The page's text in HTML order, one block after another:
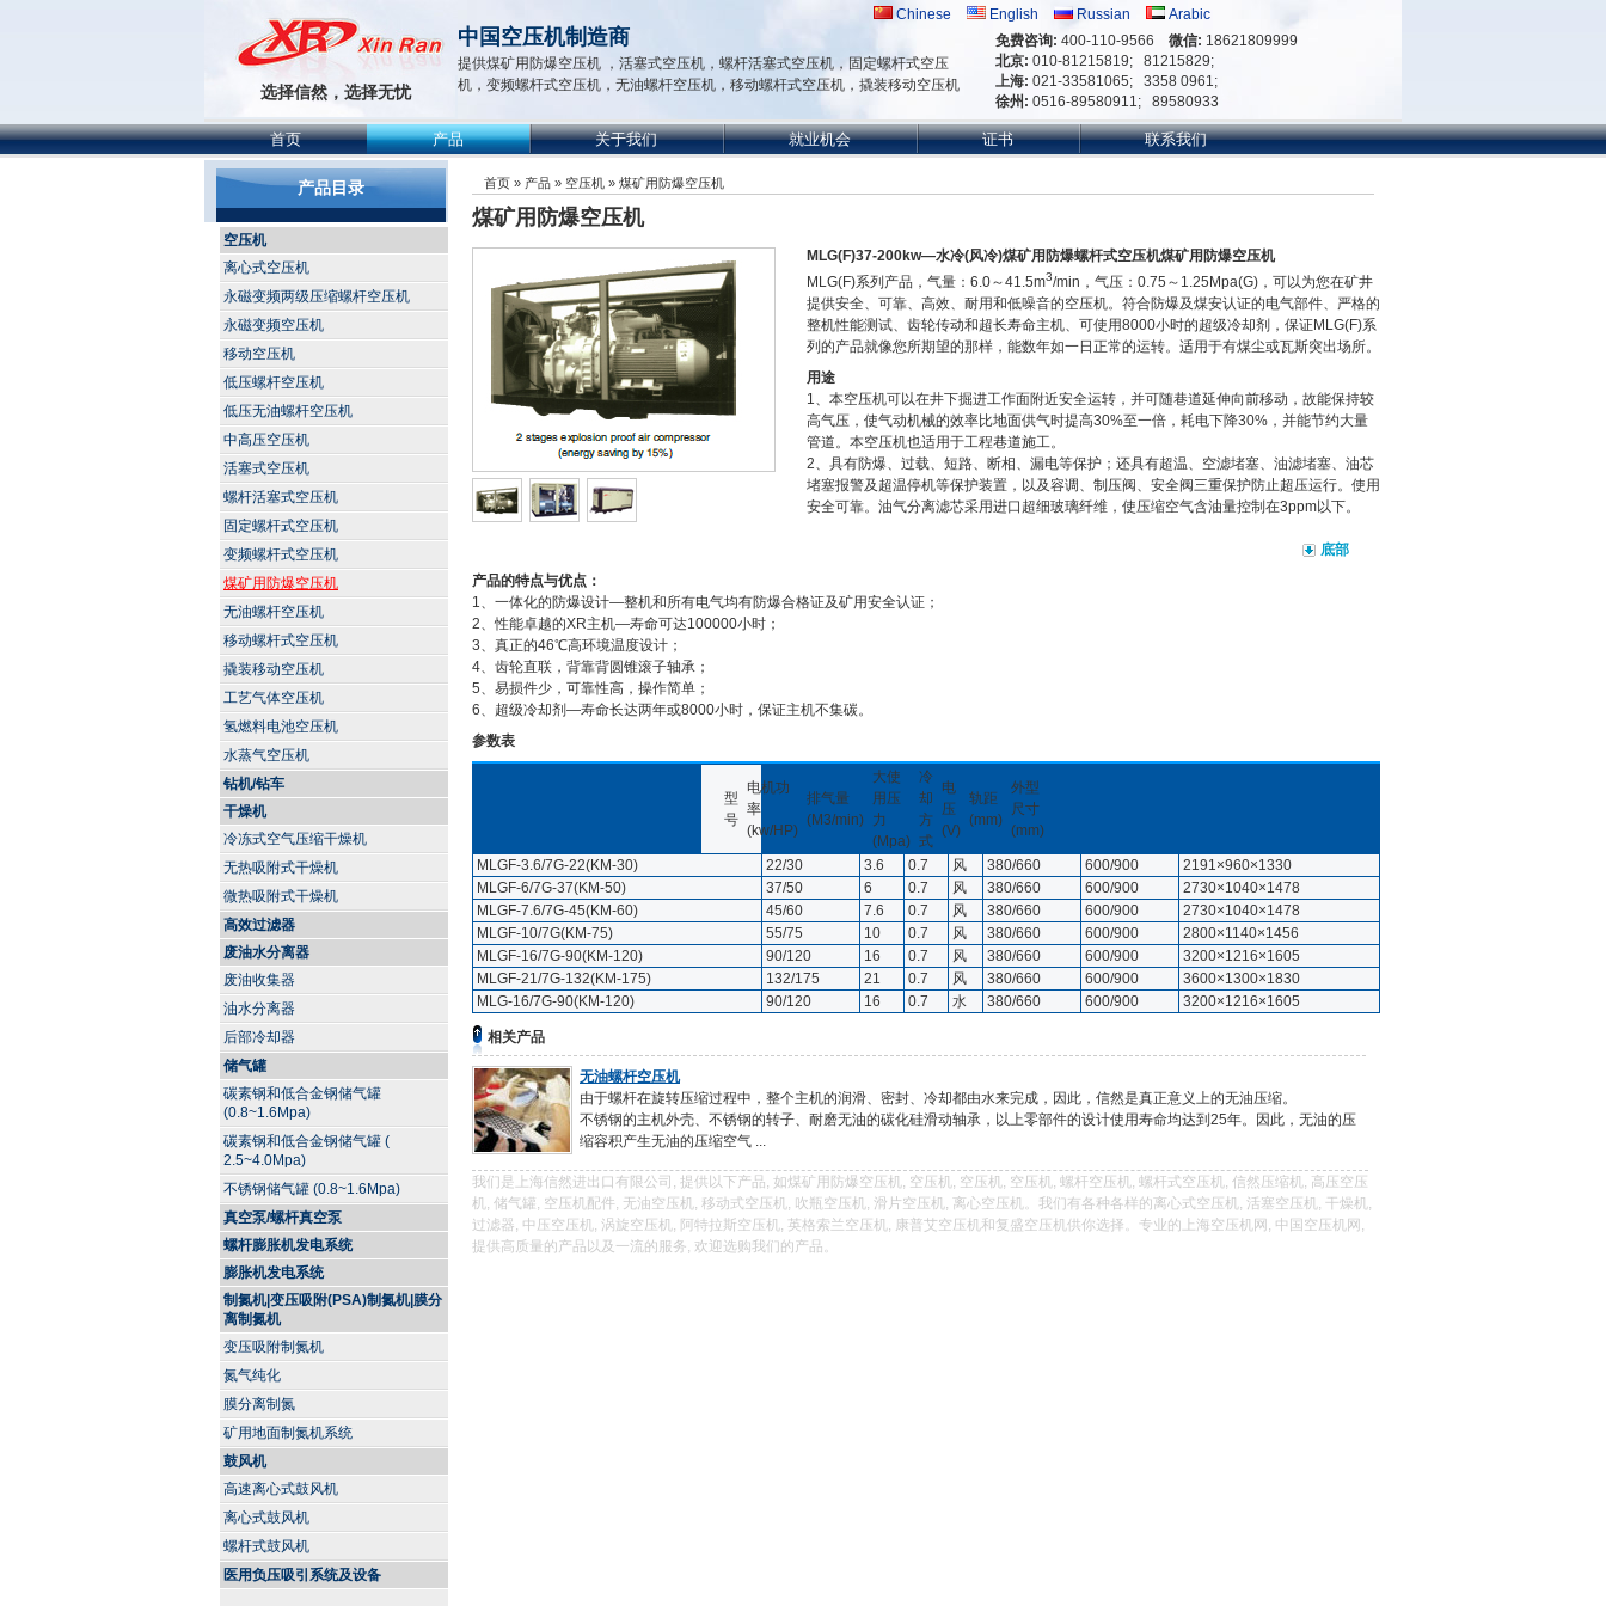
选择信然，选择无忧
Chinese English Russian Arabic
中国空压机制造商
提供煤矿用防爆空压机 ，活塞式空压机，螺杆活塞式空压机，固定螺杆式空压
机，变频螺杆式空压机，无油螺杆空压机，移动螺杆式空压机，撬装移动空压机
免费咨询: 400-110-9566 微信: 18621809999
北京: 010-81215819; 81215829;
上海: 021-33581065; 3358 0961;
徐州: 0516-89580911; 89580933
首页 产品 关于我们 就业机会 证书 联系我们
产品目录
空压机
离心式空压机
永磁变频两级压缩螺杆空压机
永磁变频空压机
移动空压机
低压螺杆空压机
低压无油螺杆空压机
中高压空压机
活塞式空压机
螺杆活塞式空压机
固定螺杆式空压机
变频螺杆式空压机
煤矿用防爆空压机
无油螺杆空压机
移动螺杆式空压机
撬装移动空压机
工艺气体空压机
氢燃料电池空压机
水蒸气空压机
钻机/钻车
干燥机
冷冻式空气压缩干燥机
无热吸附式干燥机
微热吸附式干燥机
高效过滤器
废油水分离器
废油收集器
油水分离器
后部冷却器
储气罐
碳素钢和低合金钢储气罐
(0.8~1.6Mpa)
碳素钢和低合金钢储气罐 (
2.5~4.0Mpa)
不锈钢储气罐 (0.8~1.6Mpa)
真空泵/螺杆真空泵
螺杆膨胀机发电系统
膨胀机发电系统
制氮机|变压吸附(PSA)制氮机|膜分
离制氮机
变压吸附制氮机
氮气纯化
膜分离制氮
矿用地面制氮机系统
鼓风机
高速离心式鼓风机
离心式鼓风机
螺杆式鼓风机
医用负压吸引系统及设备
首页 » 产品 » 空压机 » 煤矿用防爆空压机
煤矿用防爆空压机
MLG(F)37-200kw—水冷(风冷)煤矿用防爆螺杆式空压机煤矿用防爆空压机
MLG(F)系列产品，气量：6.0～41.5m3/min，气压：0.75～1.25Mpa(G)，可以为您在矿井
提供安全、可靠、高效、耐用和低噪音的空压机。符合防爆及煤安认证的电气部件、严格的
整机性能测试、齿轮传动和超长寿命主机、可使用8000小时的超级冷却剂，保证MLG(F)系
列的产品就像您所期望的那样，能数年如一日正常的运转。适用于有煤尘或瓦斯突出场所。
用途
1、本空压机可以在井下掘进工作面附近安全运转，并可随巷道延伸向前移动，故能保持较
高气压，使气动机械的效率比地面供气时提高30%至一倍，耗电下降30%，并能节约大量
管道。本空压机也适用于工程巷道施工。
2、具有防爆、过载、短路、断相、漏电等保护；还具有超温、空滤堵塞、油滤堵塞、油芯
堵塞报警及超温停机等保护装置，以及容调、制压阀、安全阀三重保护防止超压运行。使用
安全可靠。油气分离滤芯采用进口超细玻璃纤维，使压缩空气含油量控制在3ppm以下。
底部
产品的特点与优点：
1、一体化的防爆设计—整机和所有电气均有防爆合格证及矿用安全认证；
2、性能卓越的XR主机—寿命可达100000小时；
3、真正的46℃高环境温度设计；
4、齿轮直联，背靠背圆锥滚子轴承；
5、易损件少，可靠性高，操作简单；
6、超级冷却剂—寿命长达两年或8000小时，保证主机不集碳。
参数表
型
号
电机功
率
(kw/HP)
排气量
(M3/min)
大使
用压
力
(Mpa)
冷
却
方
式
电
压
(V)
轨距
(mm)
外型
尺寸
(mm)
MLGF-3.6/7G-22(KM-30) 22/30 3.6 0.7 风 380/660 600/900
2191×960×1330
MLGF-6/7G-37(KM-50)
37/50 6 0.7 风 380/660 600/900
2730×1040×1478
MLGF-7.6/7G-45(KM-60)
45/60 7.6 0.7 风 380/660 600/900
2730×1040×1478
MLGF-10/7G(KM-75)
55/75 10 0.7 风 380/660 600/900
2800×1140×1456
MLGF-16/7G-90(KM-120)
90/120 16 0.7 风 380/660 600/900
3200×1216×1605
MLGF-21/7G-132(KM-175)
132/175 21 0.7 风 380/660 600/900
3600×1300×1830
MLG-16/7G-90(KM-120)
90/120 16 0.7 水 380/660 600/900 3200×1216×1605
相关产品
无油螺杆空压机
由于螺杆在旋转压缩过程中，整个主机的润滑、密封、冷却都由水来完成，因此，信然是真正意义上的无油压缩。
不锈钢的主机外壳、不锈钢的转子、耐磨无油的碳化硅滑动轴承，以上零部件的设计使用寿命均达到25年。因此，无油的压
缩容积产生无油的压缩空气 ...
我们是上海信然进出口有限公司, 提供以下产品, 如煤矿用防爆空压机, 空压机, 空压机, 空压机, 螺杆空压机, 螺杆式空压机, 信然压缩机, 高压空压
机, 储气罐, 空压机配件, 无油空压机, 移动式空压机, 吹瓶空压机, 滑片空压机, 离心空压机。我们有各种各样的离心式空压机, 活塞空压机, 干燥机,
过滤器, 中压空压机, 涡旋空压机, 阿特拉斯空压机, 英格索兰空压机, 康普艾空压机和复盛空压机供你选择。专业的上海空压机网, 中国空压机网,
提供高质量的产品以及一流的服务, 欢迎选购我们的产品。